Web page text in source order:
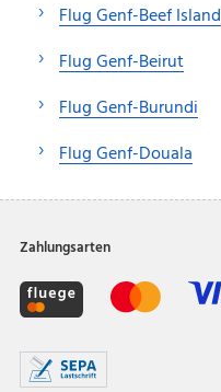
Flug Genf-Beef Island
Flug Genf-Beirut
Flug Genf-Burundi
Flug Genf-Douala